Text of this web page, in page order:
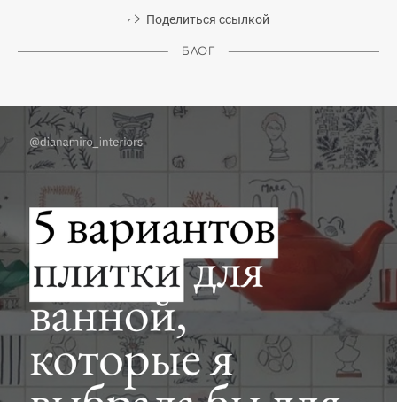
Поделиться ссылкой
БЛОГ